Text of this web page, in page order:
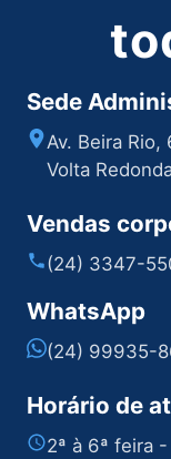
Sede
Av. Beira
Volta
Vendas
(24) 3347-
WhatsApp
(24) 99935-
Horário de
2ª à 6ª feira